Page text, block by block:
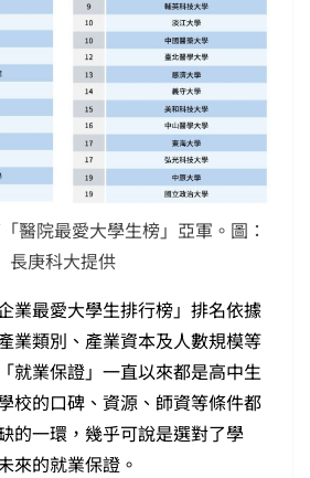
醫院最愛大學生榜」亞軍。圖：
長庚科大提供
業最愛大學生排行榜」排名依據
業類別、產業資本及人數規模等
就業保證」一直以來都是高中生
校的口碑、資源、師資等條件都
的一環，幾乎可說是選對了學
來的就業保證。